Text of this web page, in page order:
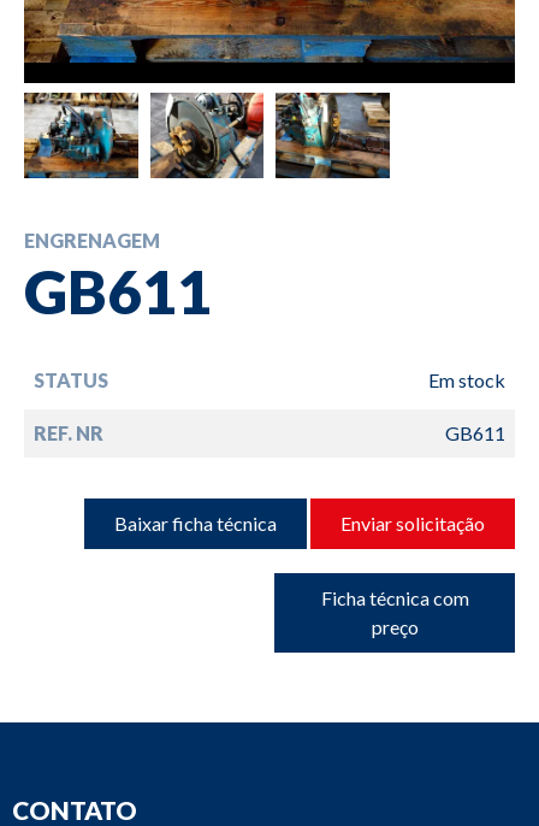
ENGRENAGEM
GB611
STATUS Em stock
REF. NR GB611
Baixar ficha técnica Enviar solicitação
Ficha técnica com
preço
CONTATO